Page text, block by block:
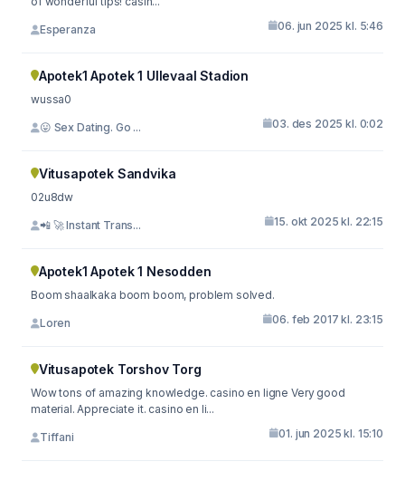
Esperanza 06. jun 2025 kl. 5:46
Apotek1 Apotek 1 Ullevaal Stadion
wussa0
😛 Sex Dating. Go ... 03. des 2025 kl. 0:02
Vitusapotek Sandvika
02u8dw
📲 🚀 Instant Trans... 15. okt 2025 kl. 22:15
Apotek1 Apotek 1 Nesodden
Boom shaalkaka boom boom, problem solved.
Loren 06. feb 2017 kl. 23:15
Vitusapotek Torshov Torg
Wow tons of amazing knowledge. casino en ligne Very good
material. Appreciate it. casino en li...
Tiffani 01. jun 2025 kl. 15:10